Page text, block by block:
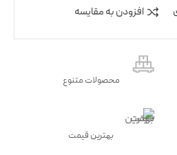
افزودن به مقایسه
محصولات متنوع
بهترین قیمت